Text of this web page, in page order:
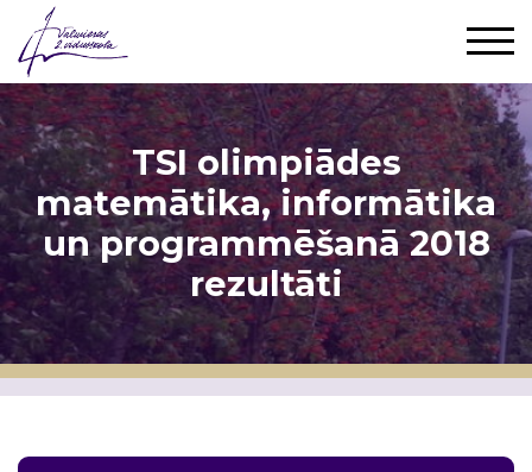
TSI olimpiādes
matemātika, informātika
un programmēšanā 2018
rezultāti